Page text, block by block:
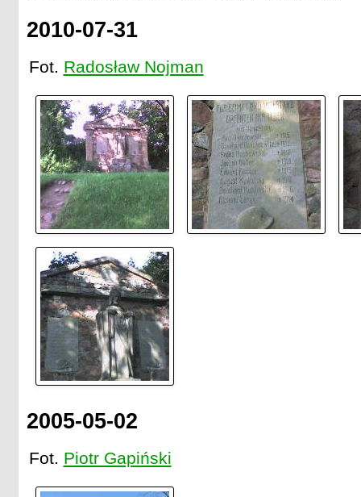
2010-07-31
Fot. Radosław Nojman
2005-05-02
Fot. Piotr Gapiński